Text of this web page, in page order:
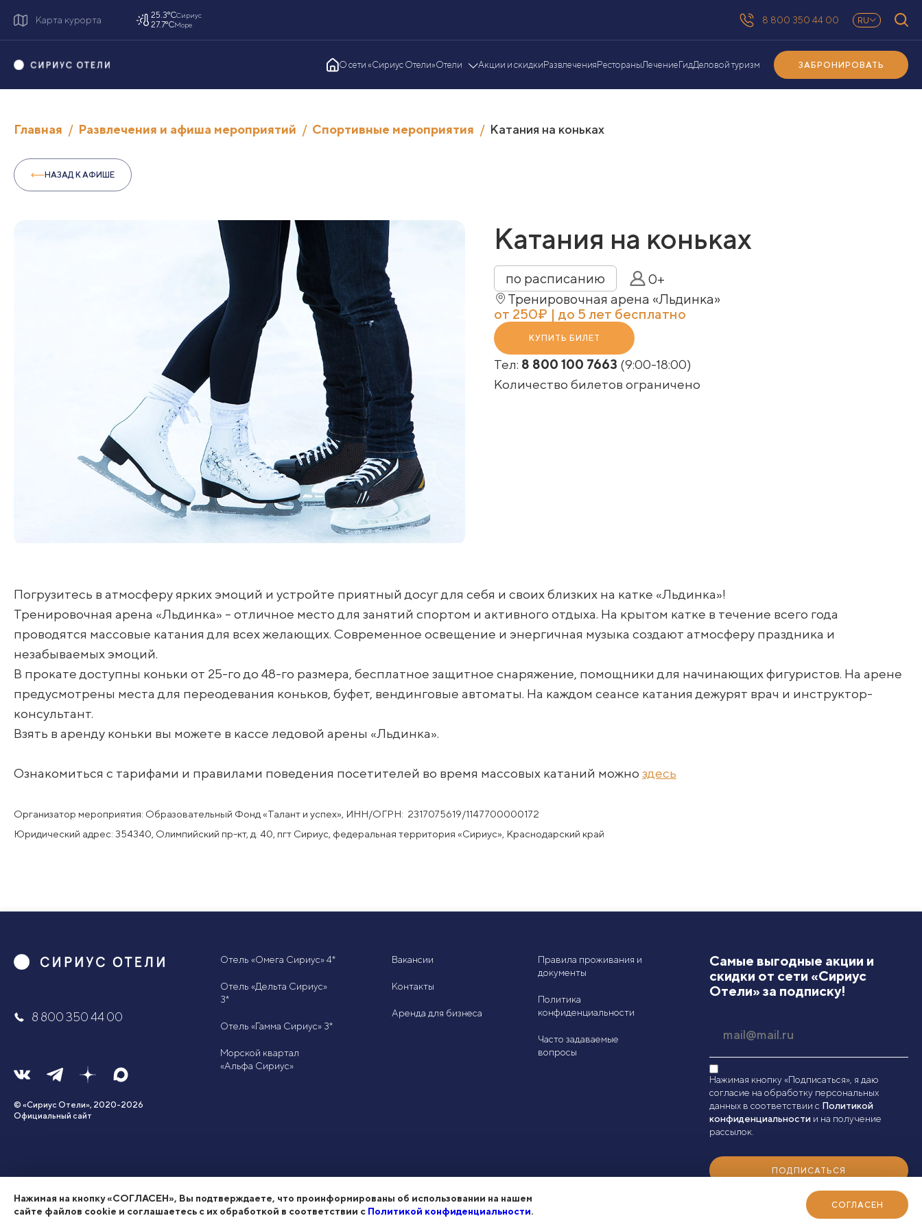
Карта курорта 25.3°CСириус
27.7°CМоре 8 800 350 44 00 RU
О сети «Сириус Отели»Отели Акции и скидкиРазвлеченияРестораныЛечениеГидДеловой туризм ЗАБРОНИРОВАТЬ
Главная Развлечения и афиша мероприятий Спортивные мероприятия Катания на коньках
НАЗАД К АФИШЕ
Катания на коньках
по расписанию
0+
Тренировочная арена «Льдинка»
от 250₽ | до 5 лет бесплатно
КУПИТЬ БИЛЕТ
Тел: 8 800 100 7663 (9:00-18:00)
Количество билетов ограничено
Погрузитесь в атмосферу ярких эмоций и устройте приятный досуг для себя и своих близких на катке «Льдинка»!
Тренировочная арена «Льдинка» – отличное место для занятий спортом и активного отдыха. На крытом катке в течение всего года
проводятся массовые катания для всех желающих. Современное освещение и энергичная музыка создают атмосферу праздника и
незабываемых эмоций.
В прокате доступны коньки от 25-го до 48-го размера, бесплатное защитное снаряжение, помощники для начинающих фигуристов. На арене
предусмотрены места для переодевания коньков, буфет, вендинговые автоматы. На каждом сеансе катания дежурят врач и инструктор-
консультант.
Взять в аренду коньки вы можете в кассе ледовой арены «Льдинка».
Ознакомиться с тарифами и правилами поведения посетителей во время массовых катаний можно здесь
Организатор мероприятия: Образовательный Фонд «Талант и успех», ИНН/ОГРН: 2317075619/1147700000172
Юридический адрес: 354340, Олимпийский пр-кт, д. 40, пгт Сириус, федеральная территория «Сириус», Краснодарский край
8 800 350 44 00
© «Сириус Отели», 2020-2026
Официальный сайт
Отель «Омега Сириус» 4*
Отель «Дельта Сириус»
3*
Отель «Гамма Сириус» 3*
Морской квартал
«Альфа Сириус»
Вакансии
Контакты
Аренда для бизнеса
Правила проживания и
документы
Политика
конфиденциальности
Часто задаваемые
вопросы
Самые выгодные акции и
скидки от сети «Сириус
Отели» за подписку!
Нажимая кнопку «Подписаться», я даю
согласие на обработку персональных
данных в соответствии с Политикой
конфиденциальности и на получение
рассылок.
ПОДПИСАТЬСЯ
Нажимая на кнопку «СОГЛАСЕН», Вы подтверждаете, что проинформированы об использовании на нашем
сайте файлов cookie и соглашаетесь с их обработкой в соответствии с Политикой конфиденциальности.
СОГЛАСЕН